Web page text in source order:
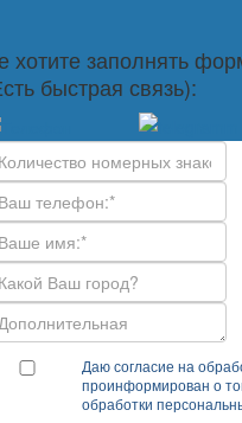
хотите заполнять
быстрая связь):
Даю согласие на
проинформирован о
обработки